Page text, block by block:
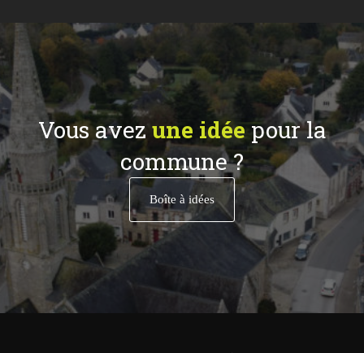
Vous avezune idéepour la
commune ?
Boîte à idées